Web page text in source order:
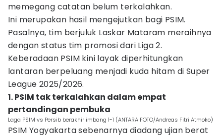
memegang catatan belum terkalahkan.
Ini merupakan hasil mengejutkan bagi PSIM.
Pasalnya, tim berjuluk Laskar Mataram meraihnya
dengan status tim promosi dari Liga 2.
Keberadaan PSIM kini layak diperhitungkan
lantaran berpeluang menjadi kuda hitam di Super
League 2025/2026.
1. PSIM tak terkalahkan dalam empat
pertandingan pembuka
Laga PSIM vs Persib berakhir imbang 1-1 (ANTARA FOTO/Andreas Fitri Atmoko)
PSIM Yogyakarta sebenarnya diadang ujian berat